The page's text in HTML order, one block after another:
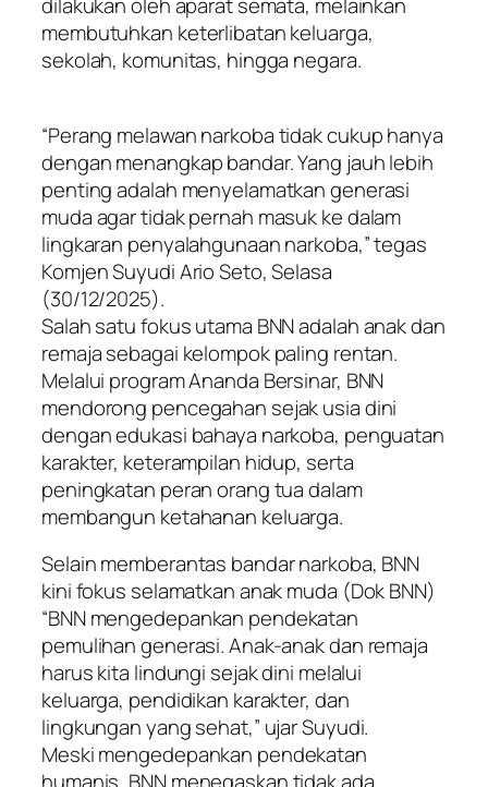
dilakukan oleh aparat semata, melainkan
membutuhkan keterlibatan keluarga,
sekolah, komunitas, hingga negara.
“Perang melawan narkoba tidak cukup hanya
dengan menangkap bandar. Yang jauh lebih
penting adalah menyelamatkan generasi
muda agar tidak pernah masuk ke dalam
lingkaran penyalahgunaan narkoba,” tegas
Komjen Suyudi Ario Seto, Selasa
(30/12/2025).
Salah satu fokus utama BNN adalah anak dan
remaja sebagai kelompok paling rentan.
Melalui program Ananda Bersinar, BNN
mendorong pencegahan sejak usia dini
dengan edukasi bahaya narkoba, penguatan
karakter, keterampilan hidup, serta
peningkatan peran orang tua dalam
membangun ketahanan keluarga.
Selain memberantas bandar narkoba, BNN
kini fokus selamatkan anak muda (Dok BNN)
“BNN mengedepankan pendekatan
pemulihan generasi. Anak-anak dan remaja
harus kita lindungi sejak dini melalui
keluarga, pendidikan karakter, dan
lingkungan yang sehat,” ujar Suyudi.
Meski mengedepankan pendekatan